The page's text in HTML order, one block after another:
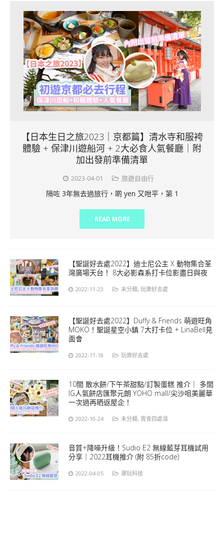
【日本生日之旅2023｜京都篇】清水寺和服袴
體驗 + 保津川遊船河 + 2大必食人氣餐廳｜附
加出發前準備清單
2023-04-01 旅遊自由行
隔咗 3年無去過旅行，啲 yen 又咁平，第 1
READ MORE
【聖誕好去處2022】迪士尼公主 X 動物集合荃
灣廣場天台！ 8大必影森系打卡位影盡日與夜
2022-11-23 未分類, 玩樂好去處
【聖誕好去處2022】Duffy & Friends 萌遊旺角
MOKO！聖誕星空小鎮 7大打卡位 + LinaBell見
面會
2022-11-18 玩樂好去處
10間 散水餅/下午茶甜點/訂製蛋糕 推介｜ 多間
IG人氣餅店匯聚元朗 YOHO mall/尖沙咀美麗華
一次過再晒返屋企！
2022-10-24 未分類, 胃食四處尋
音質+降噪升級！Sudio E2 無線藍芽耳機試用
分享｜2022耳機推介 (附 85折code)
2022-04-05 潮玩科技